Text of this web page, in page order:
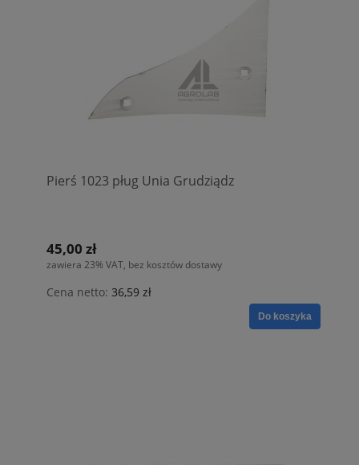
Pierś 1023 pług Unia Grudziądz
45,00 zł
zawiera 23% VAT, bez kosztów dostawy
Cena netto: 36,59 zł
Do koszyka